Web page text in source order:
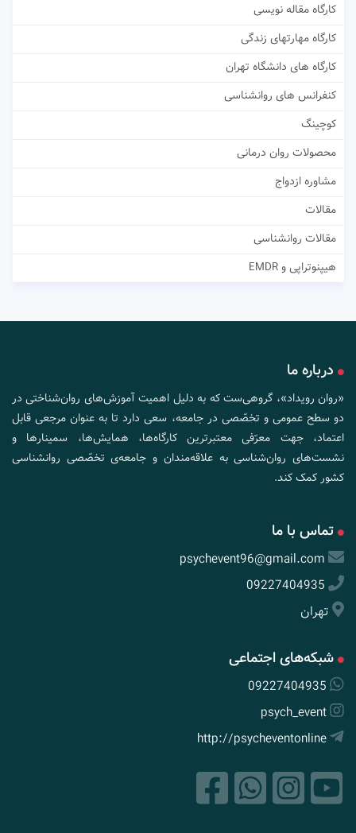
کارگاه مقاله نویسی
کارگاه مهارتهای زندگی
کارگاه های دانشگاه تهران
کنفرانس های روانشناسی
کوچینگ
محصولات روان درمانی
مشاوره ازدواج
مقالات
مقالات روانشناسی
هیپنوتراپی و EMDR
درباره ما
«روان رویداد»، گروهی‌ست که به دلیل اهمیت آموزش‌های روان‌شناختی در
دو سطح عمومی و تخصّصی در جامعه، سعی دارد تا به عنوان مرجعی قابل
اعتماد، جهت معرّفی معتبرترین کارگاه‌ها، همایش‌ها، سمینارها و
نشست‌های روان‌شناسی به علاقه‌مندان و جامعه‌ی تخصّصی روانشناسی
کشور کمک کند.
تماس با ما
psychevent96@gmail.com
09227404935
تهران
شبکه‌های اجتماعی
09227404935
psych_event
http://psycheventonline